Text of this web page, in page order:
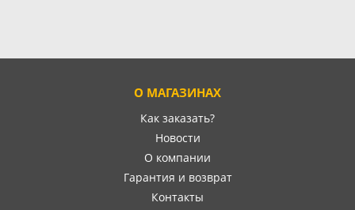
О МАГАЗИНАХ
Как заказать?
Новости
О компании
Гарантия и возврат
Контакты